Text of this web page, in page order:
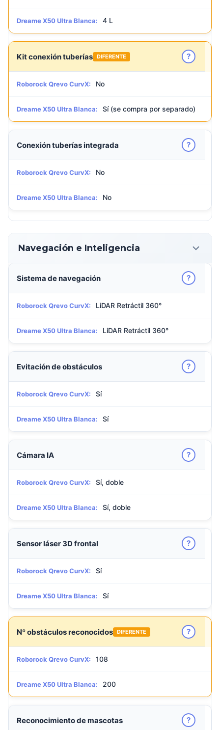
Dreame X50 Ultra Blanca: 4 L
Kit conexión tuberías DIFERENTE ?
Roborock Qrevo CurvX: No
Dreame X50 Ultra Blanca: Sí (se compra por separado)
Conexión tuberías integrada ?
Roborock Qrevo CurvX: No
Dreame X50 Ultra Blanca: No
Navegación e Inteligencia
Sistema de navegación ?
Roborock Qrevo CurvX: LiDAR Retráctil 360°
Dreame X50 Ultra Blanca: LiDAR Retráctil 360°
Evitación de obstáculos ?
Roborock Qrevo CurvX: Sí
Dreame X50 Ultra Blanca: Sí
Cámara IA ?
Roborock Qrevo CurvX: Sí, doble
Dreame X50 Ultra Blanca: Sí, doble
Sensor láser 3D frontal ?
Roborock Qrevo CurvX: Sí
Dreame X50 Ultra Blanca: Sí
Nº obstáculos reconocidos DIFERENTE ?
Roborock Qrevo CurvX: 108
Dreame X50 Ultra Blanca: 200
Reconocimiento de mascotas ?